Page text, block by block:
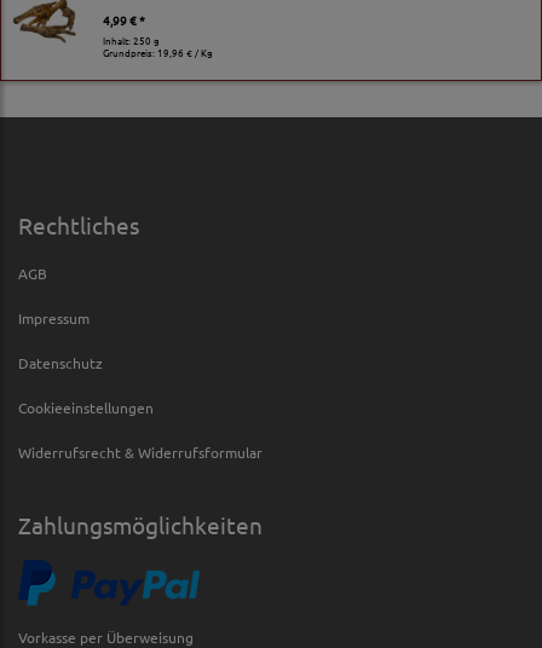
4,99 € *
Inhalt: 250 g
Grundpreis: 19,96 € / Kg
Rechtliches
AGB
Impressum
Datenschutz
Cookieeinstellungen
Widerrufsrecht & Widerrufsformular
Zahlungsmöglichkeiten
Vorkasse per Überweisung